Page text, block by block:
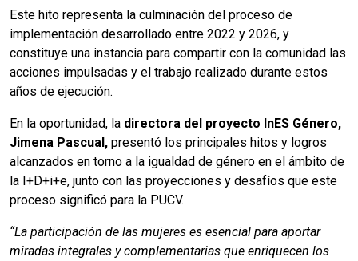
Este hito representa la culminación del proceso de
implementación desarrollado entre 2022 y 2026, y
constituye una instancia para compartir con la comunidad las
acciones impulsadas y el trabajo realizado durante estos
años de ejecución.
En la oportunidad, la directora del proyecto InES Género,
Jimena Pascual, presentó los principales hitos y logros
alcanzados en torno a la igualdad de género en el ámbito de
la I+D+i+e, junto con las proyecciones y desafíos que este
proceso significó para la PUCV.
“La participación de las mujeres es esencial para aportar
miradas integrales y complementarias que enriquecen los